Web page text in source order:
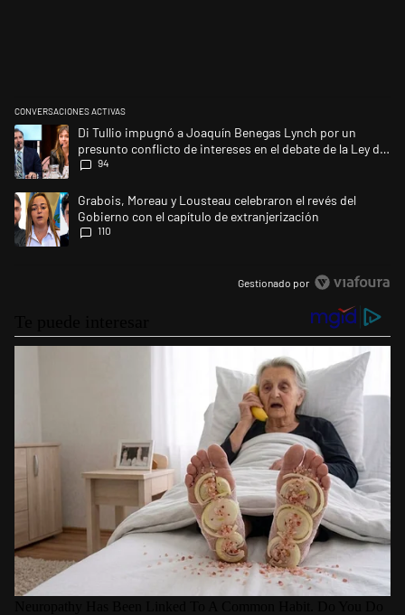
CONVERSACIONES ACTIVAS
Este listado muestra los artículos con más comentarios en los últimos
Un artículo de tendencia con el título "Di Tullio impugnó a Joaquín
Di Tullio impugnó a Joaquín Benegas Lynch por un
presunto conflicto de intereses en el debate de la Ley de
Tierras
94
Un artículo de tendencia con el título "Grabois, Moreau y Lousteau
Grabois, Moreau y Lousteau celebraron el revés del
Gobierno con el capítulo de extranjerización
110
Gestionado por